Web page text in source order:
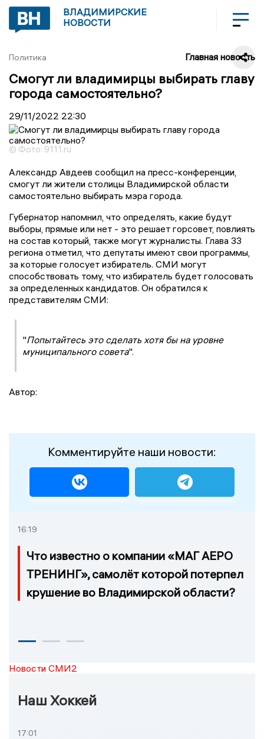
ВЛАДИМИРСКИЕ
НОВОСТИ
Политика Главная новость
Смогут ли владимирцы выбирать главу
города самостоятельно?
29/11/2022 22:30
© Фото: 9111.ru
Александр Авдеев сообщил на пресс-конференции,
смогут ли жители столицы Владимирской области
самостоятельно выбирать мэра города.
Губернатор напомнил, что определять, какие будут
выборы, прямые или нет - это решает горсовет, повлиять
на состав который, также могут журналисты. Глава 33
региона отметил, что депутаты имеют свои программы,
за которые голосует избиратель. СМИ могут
способствовать тому, что избиратель будет голосовать
за определенных кандидатов. Он обратился к
представителям СМИ:
"Попытайтесь это сделать хотя бы на уровне
муниципального совета".
Автор:
Комментируйте наши новости:
16:19
Что известно о компании «МАГ АЕРО
ТРЕНИНГ», самолёт которой потерпел
крушение во Владимирской области?
Новости СМИ2
Наш Хоккей
17:01